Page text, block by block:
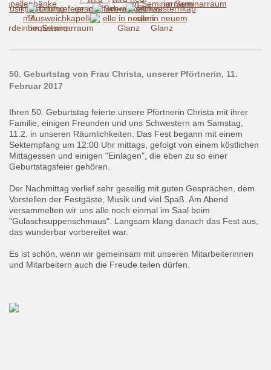
50. Geburtstag von Frau Christa, unserer Pförtnerin, 11.
Februar 2017
Ihren 50. Geburtstag feierte unsere Pförtnerin Christa mit ihrer
Familie, einigen Freunden und uns Schwestern am Samstag,
11.2. in unseren Räumlichkeiten. Das Fest begann mit einem
Sektempfang um 12:00 Uhr mittags, gefolgt von einem köstlichen
Mittagessen und einigen "Einlagen", die eben zu so einer
Geburtstagsfeier gehören.
Der Nachmittag verlief sehr gesellig mit guten Gesprächen, dem
Vorstellen der Festgäste, Musik und viel Spaß. Am Abend
versammelten wir uns alle noch einmal im Saal beim
"Gulaschsuppenschmaus". Langsam klang danach das Fest aus,
das wunderbar vorbereitet war.
Es ist schön, wenn wir gemeinsam mit unseren Mitarbeiterinnen
und Mitarbeitern auch die Freude teilen dürfen.